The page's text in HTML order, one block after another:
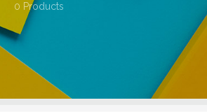
0 Products